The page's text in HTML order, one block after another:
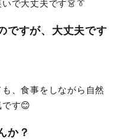
で大丈夫です👗👔
ですが、大丈夫です
、食事をしながら自然
す😊
か？